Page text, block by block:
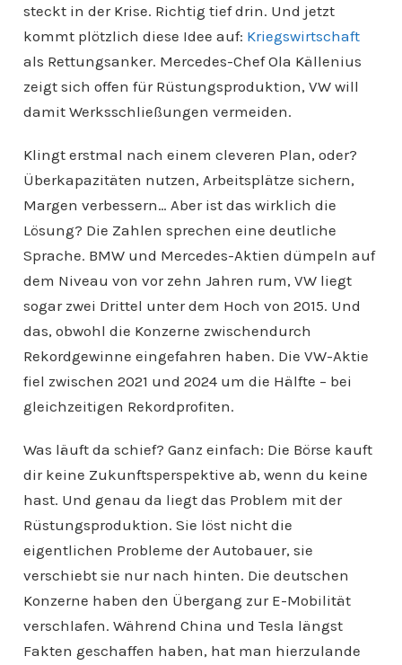
steckt in der Krise. Richtig tief drin. Und jetzt
kommt plötzlich diese Idee auf: Kriegswirtschaft
als Rettungsanker. Mercedes-Chef Ola Källenius
zeigt sich offen für Rüstungsproduktion, VW will
damit Werksschließungen vermeiden.
Klingt erstmal nach einem cleveren Plan, oder?
Überkapazitäten nutzen, Arbeitsplätze sichern,
Margen verbessern… Aber ist das wirklich die
Lösung? Die Zahlen sprechen eine deutliche
Sprache. BMW und Mercedes-Aktien dümpeln auf
dem Niveau von vor zehn Jahren rum, VW liegt
sogar zwei Drittel unter dem Hoch von 2015. Und
das, obwohl die Konzerne zwischendurch
Rekordgewinne eingefahren haben. Die VW-Aktie
fiel zwischen 2021 und 2024 um die Hälfte – bei
gleichzeitigen Rekordprofiten.
Was läuft da schief? Ganz einfach: Die Börse kauft
dir keine Zukunftsperspektive ab, wenn du keine
hast. Und genau da liegt das Problem mit der
Rüstungsproduktion. Sie löst nicht die
eigentlichen Probleme der Autobauer, sie
verschiebt sie nur nach hinten. Die deutschen
Konzerne haben den Übergang zur E-Mobilität
verschlafen. Während China und Tesla längst
Fakten geschaffen haben, hat man hierzulande